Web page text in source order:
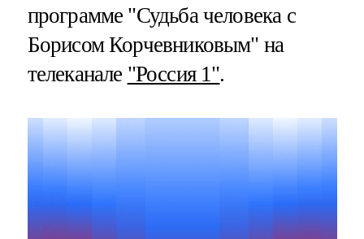
программе "Судьба человека с
Борисом Корчевниковым" на
телеканале "Россия 1".